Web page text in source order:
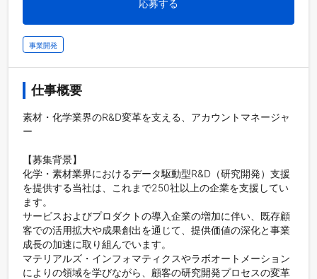
応募する
事業開発
仕事概要
素材・化学業界のR&D変革を支える、アカウントマネージャ
ー
【募集背景】
化学・素材業界におけるデータ駆動型R&D（研究開発）支援
を提供する当社は、これまで250社以上の企業を支援してい
ます。
サービスおよびプロダクトの導入企業の増加に伴い、既存顧
客での活用拡大や成果創出を通じて、提供価値の深化と事業
成長の加速に取り組んでいます。
マテリアルズ・インフォマティクスやラボオートメーション
によりの領域を学びながら、顧客の研究開発プロセスの変革